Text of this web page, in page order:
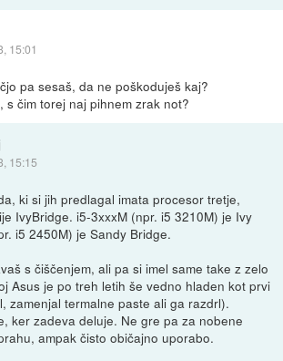
15:01
pa sesaš, da ne poškoduješ kaj?
s čim torej naj pihnem zrak not?
15:15
ki si jih predlagal imata procesor tretje,
IvyBridge. i5-3xxxM (npr. i5 3210M) je Ivy
i5 2450M) je Sandy Bridge.
s čiščenjem, ali pa si imel same take z zelo
Asus je po treh letih še vedno hladen kot prvi
zamenjal termalne paste ali ga razdrl).
ker zadeva deluje. Ne gre pa za nobene
ampak čisto običajno uporabo.